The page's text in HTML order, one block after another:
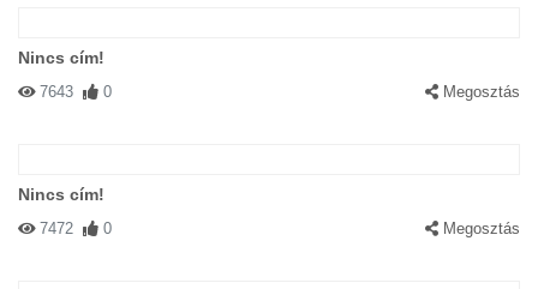
Nincs cím!
7643 0 Megosztás
Nincs cím!
7472 0 Megosztás